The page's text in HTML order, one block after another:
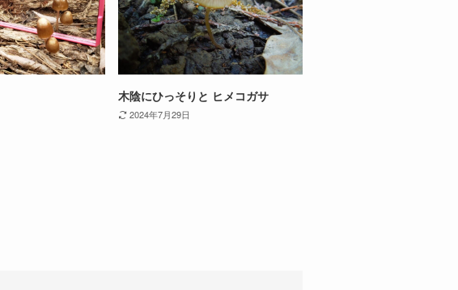
木陰にひっそりと ヒメコガサ
2024年7月29日